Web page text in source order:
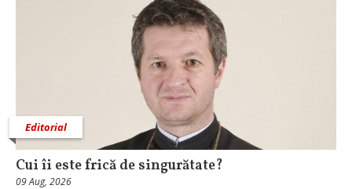
Editorial
Cui îi este frică de singurătate?
09 Aug, 2026